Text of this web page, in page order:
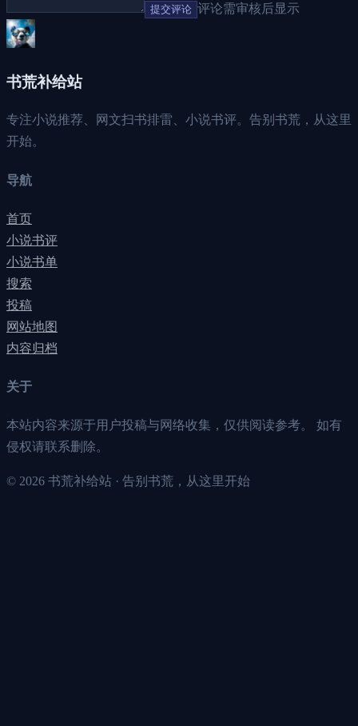
提交评论 评论需审核后显示
书荒补给站
专注小说推荐、网文扫书排雷、小说书评。告别书荒，从这里
开始。
导航
首页
小说书评
小说书单
搜索
投稿
网站地图
内容归档
关于
本站内容来源于用户投稿与网络收集，仅供阅读参考。 如有
侵权请联系删除。
© 2026 书荒补给站 · 告别书荒，从这里开始